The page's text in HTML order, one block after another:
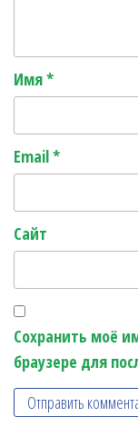
Имя*
Email*
Сайт
Сохранить моё
браузере для